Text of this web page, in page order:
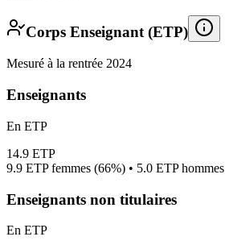
Corps Enseignant (ETP)
Mesuré à la rentrée 2024
Enseignants
En ETP
14.9 ETP
9.9 ETP femmes (66%) • 5.0 ETP hommes
Enseignants non titulaires
En ETP